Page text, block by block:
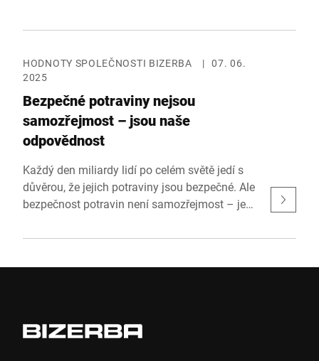
HODNOTY SPOLEČNOSTI BIZERBA | 07. 06.
2025
Bezpečné potraviny nejsou
samozřejmost – jsou naše
odpovědnost
Každý den miliardy lidí po celém světě jedí s
důvěrou, že jejich potraviny jsou bezpečné. Ale
bezpečnost potravin není samozřejmost – je
přístupu. Světový den bezpečnosti potravin,
zásadní roli hrají bezpečné potraviny pro naše
vnímáme bezpečnost potravin nejen jako
technickou výzvu, ale především jako naši